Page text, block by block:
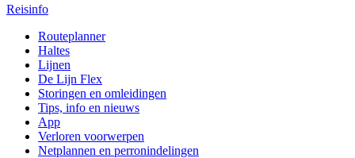
Reisinfo
Routeplanner
Haltes
Lijnen
De Lijn Flex
Storingen en omleidingen
Tips, info en nieuws
App
Verloren voorwerpen
Netplannen en perronindelingen